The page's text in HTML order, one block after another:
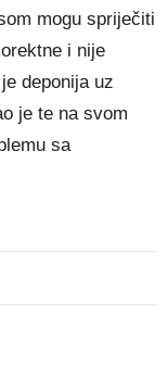
mogu spriječiti
i nije
deponija uz
je te na svom
sa